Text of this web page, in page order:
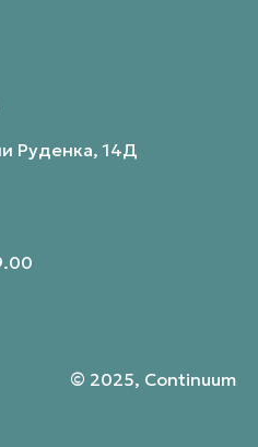
Руденка, 14Д
© 2025, Continuum